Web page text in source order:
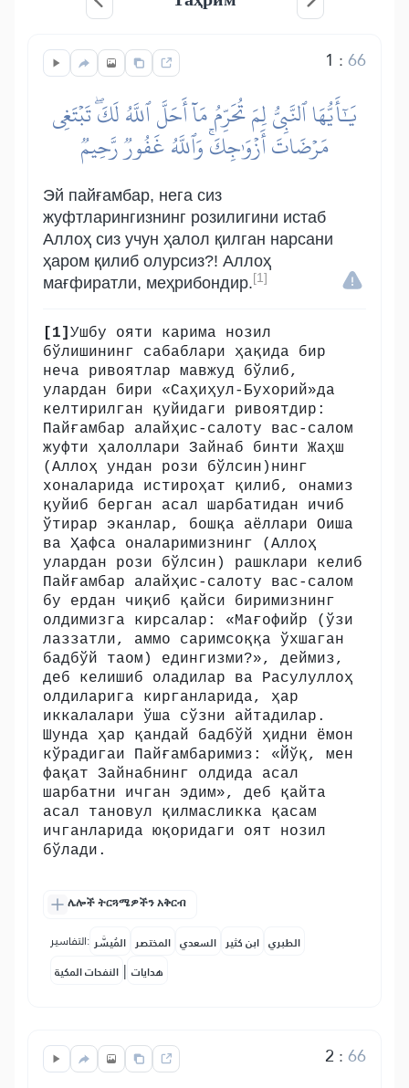
1 :66
يَٰٓأَيُّهَا ٱلنَّبِيُّ لِمَ تُحَرِّمُ مَآ أَحَلَّ ٱللَّهُ لَكَۖ تَبۡتَغِي
مَرۡضَاتَ أَزۡوَٰجِكَۚ وَٱللَّهُ غَفُورٞ رَّحِيمٞ
Эй пайғамбар, нега сиз
жуфтларингизнинг розилигини истаб
Аллоҳ сиз учун ҳалол қилган нарсани
ҳаром қилиб олурсиз?! Аллоҳ
мағфиратли, меҳрибондир. [1]
[1] Ушбу ояти карима нозил
бўлишининг сабаблари ҳақида бир
неча ривоятлар мавжуд бўлиб,
улардан бири «Саҳиҳул-Бухорий»да
келтирилган қуйидаги ривоятдир:
Пайғамбар алайҳис-салоту вас-салом
жуфти ҳалоллари Зайнаб бинти Жаҳш
(Аллоҳ ундан рози бўлсин)нинг
хоналарида истироҳат қилиб, онамиз
қуйиб берган асал шарбатидан ичиб
ўтирар эканлар, бошқа аёллари Оиша
ва Ҳафса оналаримизнинг (Аллоҳ
улардан рози бўлсин) рашклари келиб
Пайғамбар алайҳис-салоту вас-салом
бу ердан чиқиб қайси биримизнинг
олдимизга кирсалар: «Мағофийр (ўзи
лаззатли, аммо саримсоққа ўхшаган
бадбўй таом) едингизми?», деймиз,
деб келишиб оладилар ва Расулуллоҳ
олдиларига кирганларида, ҳар
иккалалари ўша сўзни айтадилар.
Шунда ҳар қандай бадбўй ҳидни ёмон
кўрадигаи Пайғамбаримиз: «Йўқ, мен
фақат Зайнабнинг олдида асал
шарбатни ичган эдим», деб қайта
асал тановул қилмасликка қасам
ичганларида юқоридаги оят нозил
бўлади.
ሌሎች ትርጓሜዎችን አቅርብ
التفاسير: المُيسَّر المختصر السعدي ابن كثير الطبري
النفحات المكية | هدايات
2 :66